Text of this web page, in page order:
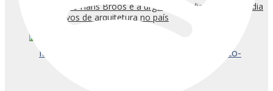
O acervo de Hans Broos e a urgência de discutir a custódia
dos arquivos de arquitetura no país